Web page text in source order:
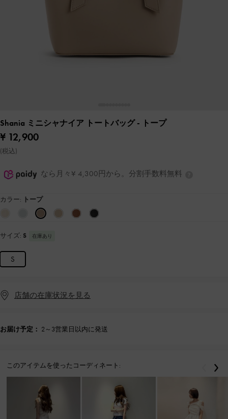
Shania ミニシャナイア トートバッグ- トープ
¥ 12,900
(税込)
なら月々¥ 4,300円から。分割手数料無料
カラー: トープ
サイズ: S 在庫あり
S
店舗の在庫状況を見る
お届け予定： 2～3営業日以内に発送
このアイテムを使ったコーディネート: 戻る